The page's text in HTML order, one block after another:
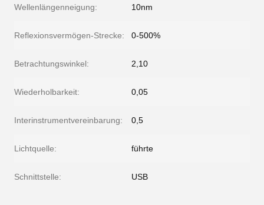
Wellenlängenneigung: 10nm
Reflexionsvermögen-Strecke: 0-500%
Betrachtungswinkel: 2,10
Wiederholbarkeit: 0,05
Interinstrumentvereinbarung: 0,5
Lichtquelle: führte
Schnittstelle: USB